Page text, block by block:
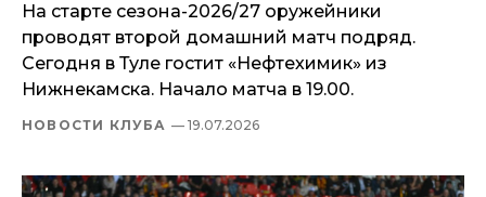
На старте сезона-2026/27 оружейники
проводят второй домашний матч подряд.
Сегодня в Туле гостит «Нефтехимик» из
Нижнекамска. Начало матча в 19.00.
НОВОСТИ КЛУБА — 19.07.2026